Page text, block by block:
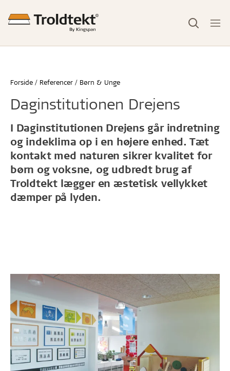
Forside Referencer Børn & Unge
Daginstitutionen Drejens
I Daginstitutionen Drejens går indretning
og indeklima op i en højere enhed. Tæt
kontakt med naturen sikrer kvalitet for
børn og voksne, og udbredt brug af
Troldtekt lægger en æstetisk vellykket
dæmper på lyden.